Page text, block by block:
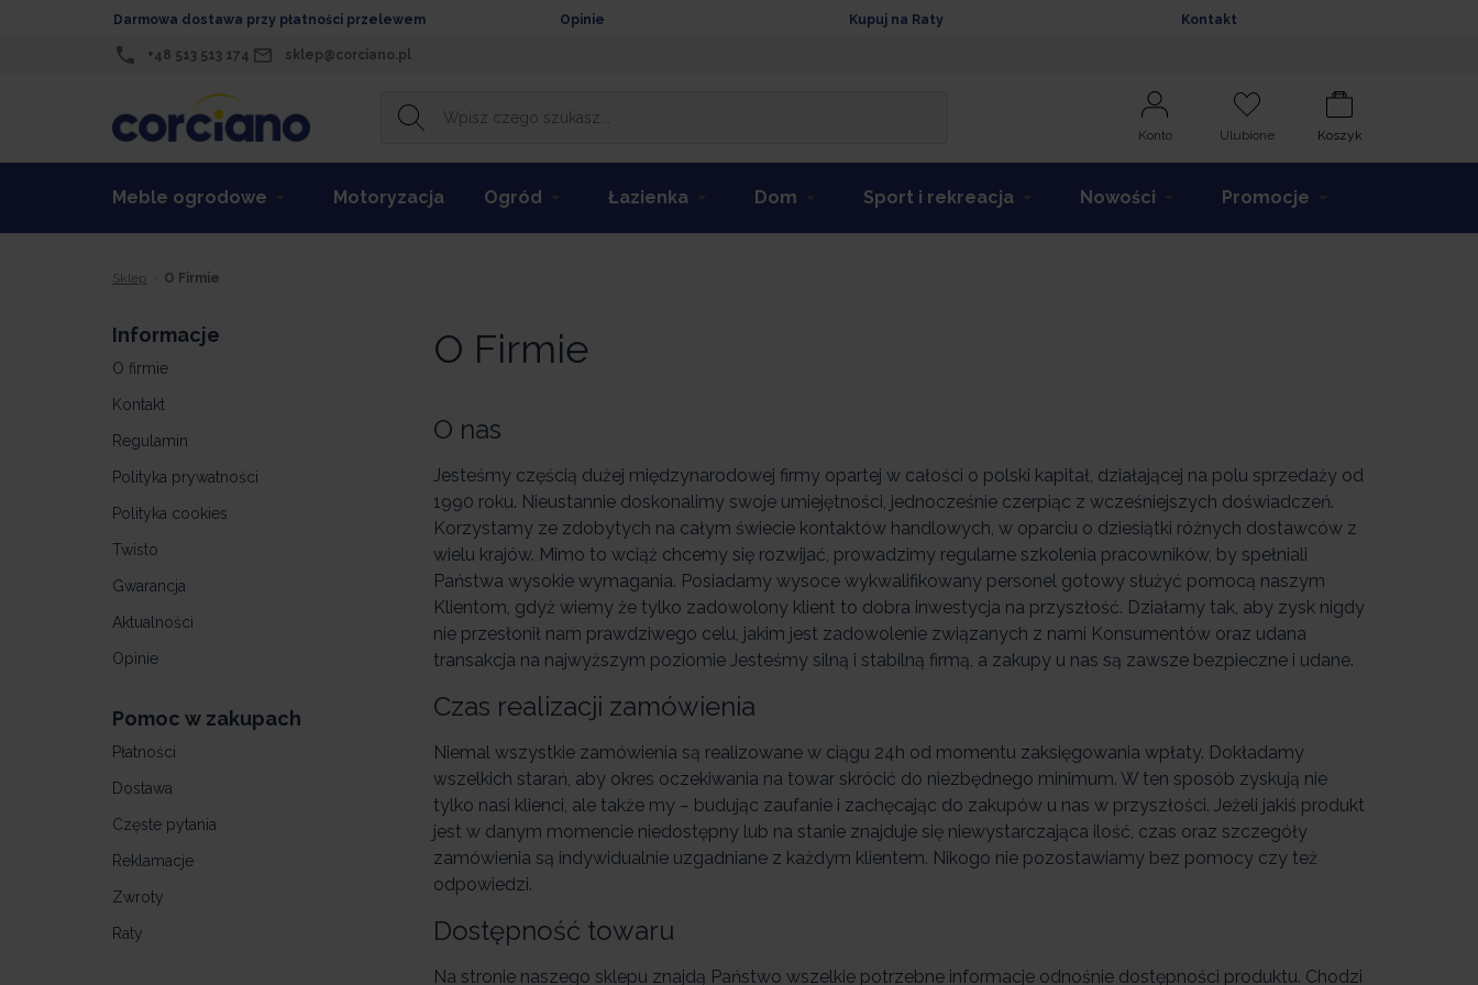
Darmowa dostawa przy płatności przelewem Opinie Kupuj na Raty Kontakt
+48 513 513 174 sklep@corciano.pl
Konto Ulubione Koszyk
Meble ogrodowe Motoryzacja Ogród Łazienka Dom Sport i rekreacja Nowości Promocje
Sklep O Firmie
Informacje
O firmie
Kontakt
Regulamin
Polityka prywatności
Polityka cookies
Twisto
Gwarancja
Aktualności
Opinie
Pomoc w zakupach
Płatności
Dostawa
Częste pytania
Reklamacje
Zwroty
Raty
O Firmie
O nas
Jesteśmy częścią dużej międzynarodowej firmy opartej w całości o polski kapitał, działającej na polu sprzedaży od
1990 roku. Nieustannie doskonalimy swoje umiejętności, jednocześnie czerpiąc z wcześniejszych doświadczeń.
Korzystamy ze zdobytych na całym świecie kontaktów handlowych, w oparciu o dziesiątki różnych dostawców z
wielu krajów. Mimo to wciąż chcemy się rozwijać, prowadzimy regularne szkolenia pracowników, by spełniali
Państwa wysokie wymagania. Posiadamy wysoce wykwalifikowany personel gotowy służyć pomocą naszym
Klientom, gdyż wiemy że tylko zadowolony klient to dobra inwestycja na przyszłość. Działamy tak, aby zysk nigdy
nie przesłonił nam prawdziwego celu, jakim jest zadowolenie związanych z nami Konsumentów oraz udana
transakcja na najwyższym poziomie Jesteśmy silną i stabilną firmą, a zakupy u nas są zawsze bezpieczne i udane.
Czas realizacji zamówienia
Niemal wszystkie zamówienia są realizowane w ciągu 24h od momentu zaksięgowania wpłaty. Dokładamy
wszelkich starań, aby okres oczekiwania na towar skrócić do niezbędnego minimum. W ten sposób zyskują nie
tylko nasi klienci, ale także my – budując zaufanie i zachęcając do zakupów u nas w przyszłości. Jeżeli jakiś produkt
jest w danym momencie niedostępny lub na stanie znajduje się niewystarczająca ilość, czas oraz szczegóły
zamówienia są indywidualnie uzgadniane z każdym klientem. Nikogo nie pozostawiamy bez pomocy czy też
odpowiedzi.
Dostępność towaru
Na stronie naszego sklepu znajdą Państwo wszelkie potrzebne informacje odnośnie dostępności produktu. Chodzi